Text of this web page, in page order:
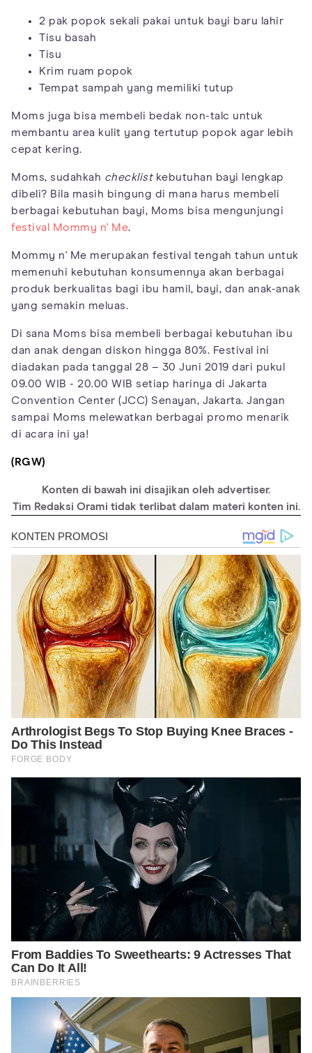
2 pak popok sekali pakai untuk bayi baru lahir
Tisu basah
Tisu
Krim ruam popok
Tempat sampah yang memiliki tutup
Moms juga bisa membeli bedak non-talc untuk
membantu area kulit yang tertutup popok agar lebih
cepat kering.
Moms, sudahkah checklistkebutuhan bayi lengkap
dibeli? Bila masih bingung di mana harus membeli
berbagai kebutuhan bayi, Moms bisa mengunjungi
festival Mommy n' Me.
Mommy n' Me merupakan festival tengah tahun untuk
memenuhi kebutuhan konsumennya akan berbagai
produk berkualitas bagi ibu hamil, bayi, dan anak-anak
yang semakin meluas.
Di sana Moms bisa membeli berbagai kebutuhan ibu
dan anak dengan diskon hingga 80%. Festival ini
diadakan pada tanggal 28 – 30 Juni 2019 dari pukul
09.00 WIB - 20.00 WIB setiap harinya di Jakarta
Convention Center (JCC) Senayan, Jakarta. Jangan
sampai Moms melewatkan berbagai promo menarik
di acara ini ya!
(RGW)
Konten di bawah ini disajikan oleh advertiser.
Tim Redaksi Orami tidak terlibat dalam materi konten ini.